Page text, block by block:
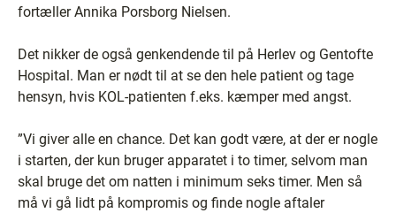
fortæller Annika Porsborg Nielsen.
Det nikker de også genkendende til på Herlev og Gentofte
Hospital. Man er nødt til at se den hele patient og tage
hensyn, hvis KOL-patienten f.eks. kæmper med angst.
”Vi giver alle en chance. Det kan godt være, at der er nogle
i starten, der kun bruger apparatet i to timer, selvom man
skal bruge det om natten i minimum seks timer. Men så
må vi gå lidt på kompromis og finde nogle aftaler